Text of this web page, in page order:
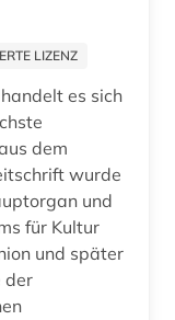
LIZENZ
es sich
dem
wurde
und
für Kultur
und später
der